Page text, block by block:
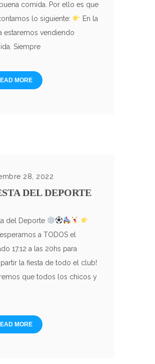
comida. Por ello es que
lo siguiente:
En la
estaremos vendiendo
Siempre
MORE
28, 2022
DEL DEPORTE
del Deporte
esperamos a TODOS el
17.12 a las 20hs para
la fiesta de todo el club!
que todos los chicos y
MORE